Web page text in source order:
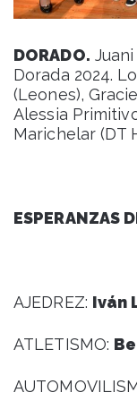
DORADO.
Dorada 2024.
(Leones),
Alessia
Marichelar (DT
ESPERANZAS
AJEDREZ: Iván
ATLETISMO: